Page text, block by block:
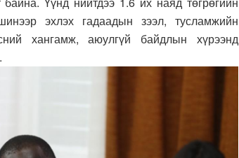
эхлэх гадаадын зээл, тусламжийн
хангамж, аюулгүй байдлын хүрээнд